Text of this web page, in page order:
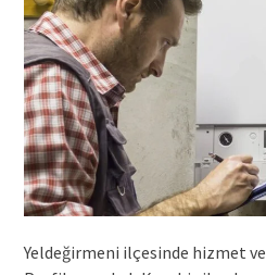
Yeldeğirmeni ilçesinde hizmet